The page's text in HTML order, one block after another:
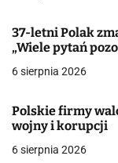
a
w
p
i
37-letni Polak
„Wiele pytań
6 sierpnia 2026
Polskie firmy
wojny i korupcji
6 sierpnia 2026